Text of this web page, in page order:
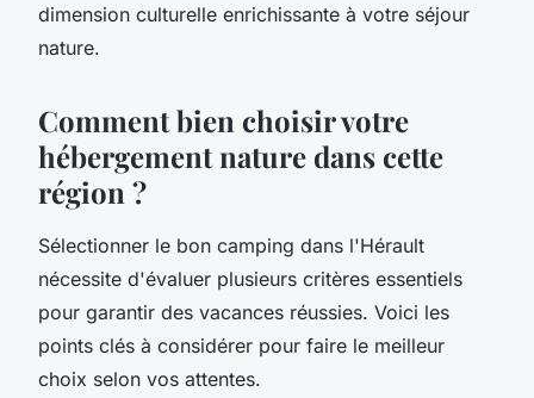
dimension culturelle enrichissante à votre séjour
nature.
Comment bien choisir votre
hébergement nature dans cette
région ?
Sélectionner le bon camping dans l'Hérault
nécessite d'évaluer plusieurs critères essentiels
pour garantir des vacances réussies. Voici les
points clés à considérer pour faire le meilleur
choix selon vos attentes.